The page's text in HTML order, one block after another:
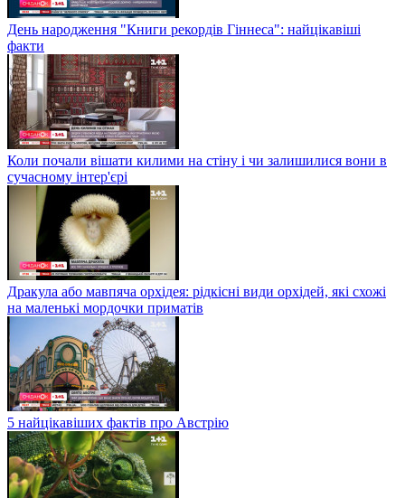
День народження "Книги рекордів Гіннеса": найцікавіші
факти
Коли почали вішати килими на стіну і чи залишилися вони в
сучасному інтер'єрі
Дракула або мавпяча орхідея: рідкісні види орхідей, які схожі
на маленькі мордочки приматів
5 найцікавіших фактів про Австрію